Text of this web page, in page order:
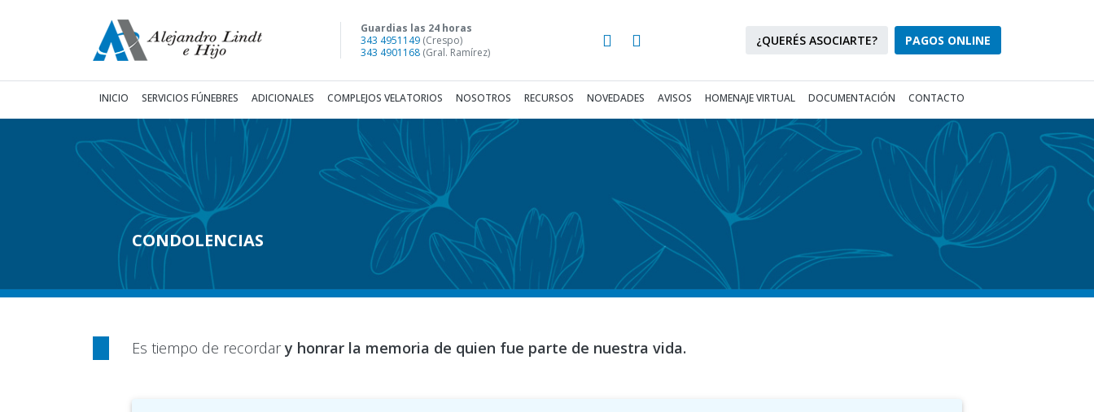
Guardias las 24 horas
343 4951149 (Crespo)
343 4901168 (Gral. Ramírez)
¿QUERÉS ASOCIARTE? PAGOS ONLINE
INICIO (current)
SERVICIOS FÚNEBRES ADICIONALES COMPLEJOS VELATORIOS NOSOTROS RECURSOS NOVEDADES AVISOS HOMENAJE VIRTUAL DOCUMENTACIÓN CONTACTO
CONDOLENCIAS
Es tiempo de recordary honrar la memoria de quien fue parte de nuestra vida.